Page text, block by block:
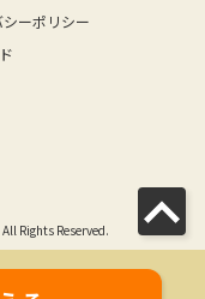
ーポリシー
Rights Reserved.